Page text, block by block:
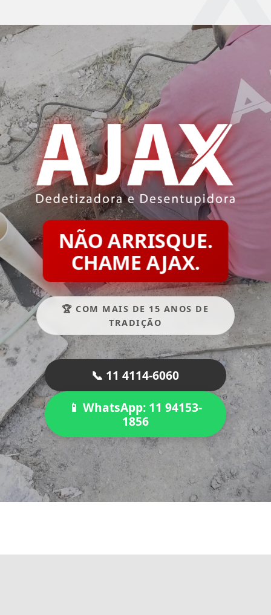
NÃO ARRISQUE.
CHAME AJAX.
🏆 COM MAIS DE 15 ANOS DE
TRADIÇÃO
📞 11 4114-6060
📱 WhatsApp: 11 94153-
1856